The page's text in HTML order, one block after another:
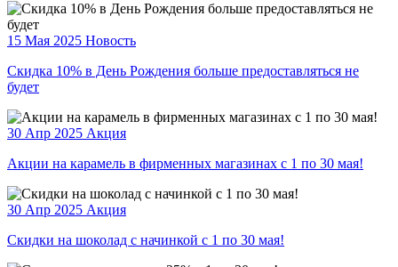
15 Мая 2025 Новость
Скидка 10% в День Рождения больше предоставляться не
будет
30 Апр 2025 Акция
Акции на карамель в фирменных магазинах с 1 по 30 мая!
30 Апр 2025 Акция
Скидки на шоколад с начинкой с 1 по 30 мая!